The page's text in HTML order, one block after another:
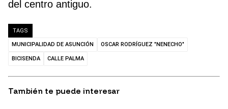
del centro antiguo.
TAGS
MUNICIPALIDAD DE ASUNCIÓN OSCAR RODRÍGUEZ "NENECHO"
BICISENDA CALLE PALMA
También te puede interesar